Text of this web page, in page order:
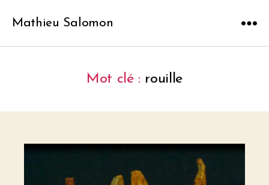
Mathieu Salomon
Mot clé : rouille